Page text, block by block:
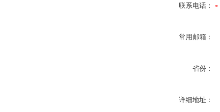
联系电话：
常用邮箱：
省份：
详细地址：